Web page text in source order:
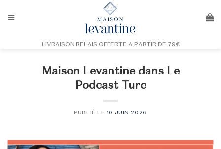
au
LIVRAISON RELAIS OFFERTE A PARTIR DE 79€
Maison Levantine dans Le
Podcast Turc
PUBLIÉ LE 10 JUIN 2026